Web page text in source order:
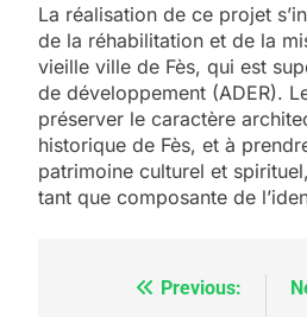
La réalisation de ce projet
de la réhabilitation et de la
vieille ville de Fès, qui est
de développement (ADER).
préserver le caractère
historique de Fès, et à
patrimoine culturel et
tant que composante de
NavigationPrevious:
5
2025,
rapport
FRANCE ISRAÉL
FIÈRE,